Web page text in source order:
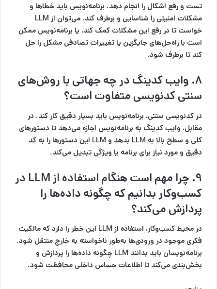
تست و رفع اشکال را انجام دهد. برنامه‌نویس باید خطاها و
مشکلات امنیتی را شناسایی و برطرف کند. می‌توان از LLM
خواست تا در رفع این مشکلات کمک کند، یا برنامه‌نویس ممکن
است با راه‌حل‌های جایگزین یا تغییرات تصادفی مشکل را حل
کند تا برطرف شود.
۸. وایب کدینگ در چه جهاتی با روش‌های
سنتی کدنویسی متفاوت است؟
در کدنویسی سنتی، برنامه‌نویس باید بسیار دقیق کار کند. در
مقابل، وایب کدینگ به برنامه‌نویس اجازه می‌دهد تا دستورهای
کلی و سطح بالا به LLM بدهد و LLM این دستورها را به کد
دقیق و مورد نیاز برای برنامه یا ویژگی تبدیل می‌کند.
۹. چرا مهم است هنگام استفاده از LLM در
کسب‌وکار بدانیم که چگونه داده‌ها را
پردازش می‌کند؟
در محیط کسب‌وکار، استفاده از LLM این خطر را دارد که مالکیت
فکری موجود در ورودی‌ها به‌طور ناخواسته به خارج منتقل شود.
برنامه‌نویسان باید بدانند LLM چگونه داده‌ها را پردازش و
بخش‌بندی می‌کند تا اطلاعات حساس داخلی محافظت شود.